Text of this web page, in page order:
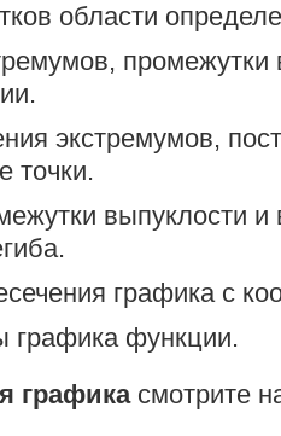
области
промежутки
экстремумов,
точки.
выпуклости и
графика с
графика функции.
графикасмотрите